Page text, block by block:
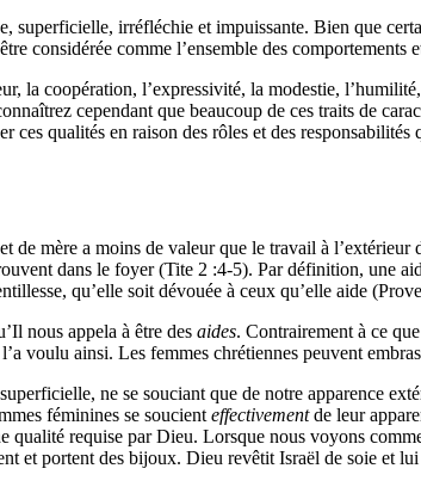
superficielle, irréfléchie et impuissante. Bien que
considérée comme l’ensemble des
la coopération, l’expressivité, la modestie,
cependant que beaucoup de ces traits de
qualités en raison des rôles et des
de mère a moins de valeur que le travail à
dans le foyer (Tite 2 :4-5). Par définition, une
qu’elle soit dévouée à ceux qu’elle aide
nous appela à être des aides. Contrairement à ce
voulu ainsi. Les femmes chrétiennes peuvent
ne se souciant que de notre apparence
féminines se soucient effectivementde leur
qualité requise par Dieu. Lorsque nous voyons
et portent des bijoux. Dieu revêtit Israël de soie et